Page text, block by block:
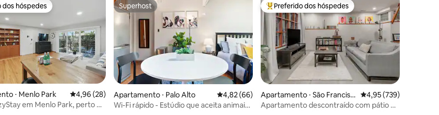
dos hóspedes
dos hóspedes
⋅ Menlo Park 4,96 de uma avaliação média de 5, 28 avaliações
4,96 (28)
em Menlo Park, perto de
Superhost
Superhost
Apartamento ⋅ Palo Alto 4,82 de uma avaliação média de 5, 66 avaliações
4,82 (66)
Wi-Fi rápido - Estúdio que aceita animais
Entre os melhores preferidos dos hóspedes
Preferido dos hóspedes
Apartamento ⋅ São Francisc
o
4,95 de uma avaliação
4,95 (739)
Apartamento descontraído com pátio no